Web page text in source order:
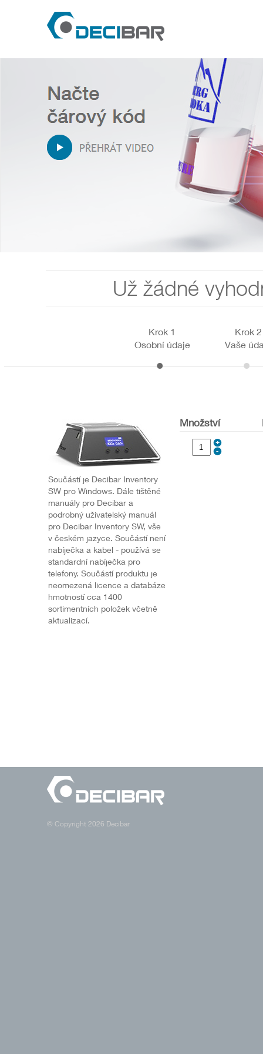
Už žádné
Krok 1
Osobní údaje
Krok 2
Vaše
Součástí je Decibar Inventory
SW pro Windows. Dále tištěné
manuály pro Decibar a
podrobný uživatelský manuál
pro Decibar Inventory SW, vše
v českém jazyce. Součástí není
nabíječka a kabel - používá se
standardní nabíječka pro
telefony. Součástí produktu je
neomezená licence a databáze
hmotností cca 1400
sortimentních položek včetně
aktualizací.
Množství
© Copyright 2026 Decibar